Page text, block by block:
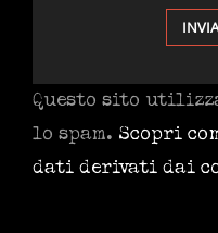
Questo sito
lo spam. Scopri
dati derivati dai